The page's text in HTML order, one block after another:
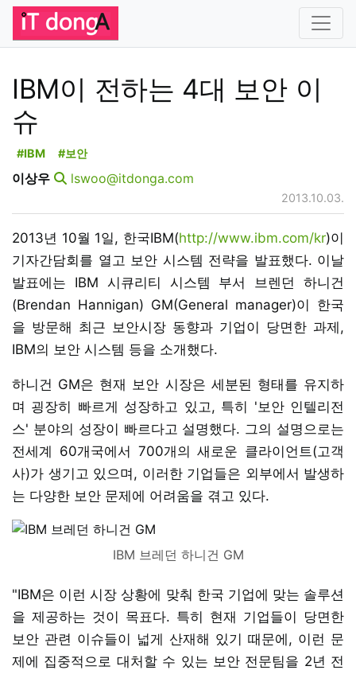
IBM이 전하는 4대 보안 이
슈
#IBM #보안
이상우 lswoo@itdonga.com
2013.10.03.
2013년 10월 1일, 한국IBM(http://www.ibm.com/kr)이
기자간담회를 열고 보안 시스템 전략을 발표했다. 이날
발표에는 IBM 시큐리티 시스템 부서 브렌던 하니건
(Brendan Hannigan) GM(General manager)이 한국
을 방문해 최근 보안시장 동향과 기업이 당면한 과제,
IBM의 보안 시스템 등을 소개했다.
하니건 GM은 현재 보안 시장은 세분된 형태를 유지하
며 굉장히 빠르게 성장하고 있고, 특히 '보안 인텔리전
스' 분야의 성장이 빠르다고 설명했다. 그의 설명으로는
전세계 60개국에서 700개의 새로운 클라이언트(고객
사)가 생기고 있으며, 이러한 기업들은 외부에서 발생하
는 다양한 보안 문제에 어려움을 겪고 있다.
IBM 브레던 하니건 GM
"IBM은 이런 시장 상황에 맞춰 한국 기업에 맞는 솔루션
을 제공하는 것이 목표다. 특히 현재 기업들이 당면한
보안 관련 이슈들이 넓게 산재해 있기 때문에, 이런 문
제에 집중적으로 대처할 수 있는 보안 전문팀을 2년 전